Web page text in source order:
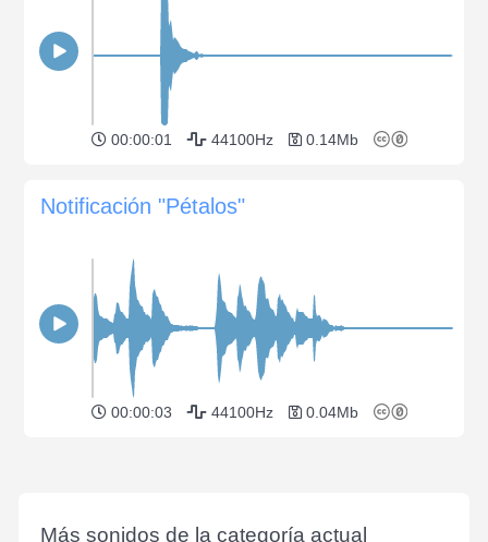
00:00:01 44100Hz 0.14Mb
Notificación "Pétalos"
00:00:03 44100Hz 0.04Mb
Más sonidos de la categoría actual